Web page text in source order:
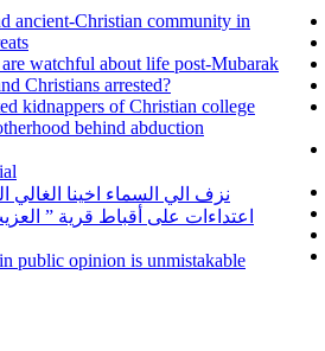
ancient-Christian community in
watchful about life post-Mubarak
Christians arrested?
kidnappers of Christian college
behind abduction
نزف الي السماء اخينا
اعتداءات على أقباط قرية ”
public opinion is unmistakable